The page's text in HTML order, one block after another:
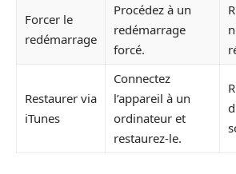
Forcer le
redémarrage
Procédez à un
redémarrage
forcé.
Restaurer via
iTunes
Connectez
l’appareil à un
ordinateur et
restaurez-le.